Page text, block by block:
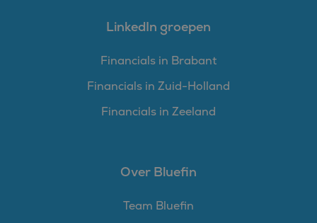
LinkedIn groepen
Financials in Brabant
Financials in Zuid-Holland
Financials in Zeeland
Over Bluefin
Team Bluefin